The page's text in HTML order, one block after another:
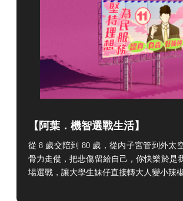
【 阿葉．機智選戰生活】
從 8 歲交陪到 80 歲，從內子宮管到外太
骨力走傱，把悲傷留給自己，你快樂於是
場選戰，讓大學生妹仔直接轉大人變小辣椒